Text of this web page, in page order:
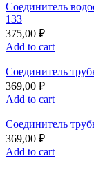
Соединитель
133
375,00 ₽
Add to cart
Соединитель
369,00 ₽
Add to cart
Соединитель
369,00 ₽
Add to cart